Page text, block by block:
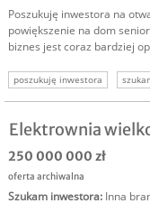
Poszukuję inwestora na
powiększenie na dom
biznes jest coraz bardziej
poszukuję inwestora
Elektrownia
250 000 000 zł
oferta archiwalna
Szukam inwestora: Inna